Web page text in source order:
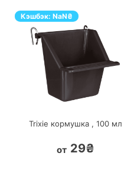
Кэшбэк: NaN₴
ПЕРЕЙТИ
Trixie кормушка , 100мл
от 29₴